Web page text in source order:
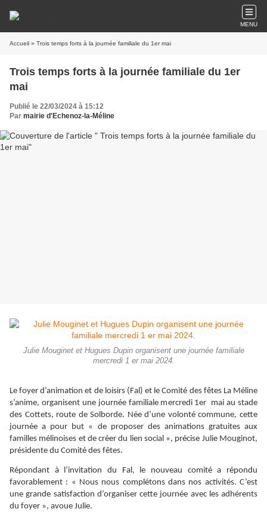
MENU
Accueil » Trois temps forts à la journée familiale du 1er mai
Trois temps forts à la journée familiale du 1er
mai
Publié le 22/03/2024 à 15:12
Par mairie d'Echenoz-la-Méline
Julie Mouginet et Hugues Dupin organisent une journée familiale
mercredi 1 er mai 2024.
Le foyer d’animation et de loisirs (Fal) et le Comité des fêtes La Méline
s’anime, organisent une journée familiale mercredi 1er mai au stade
des Cottets, route de Solborde. Née d’une volonté commune, cette
journée a pour but « de proposer des animations gratuites aux
familles mélinoises et de créer du lien social », précise Julie Mouginot,
présidente du Comité des fêtes.
Répondant à l’invitation du Fal, le nouveau comité a répondu
favorablement : « Nous nous complétons dans nos activités. C’est
une grande satisfaction d’organiser cette journée avec les adhérents
du foyer », avoue Julie.